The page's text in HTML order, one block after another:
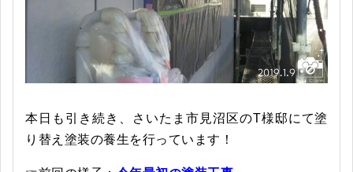
本日も引き続き、さいたま市見沼区のT様邸にて塗
り替え塗装の養生を行っています！